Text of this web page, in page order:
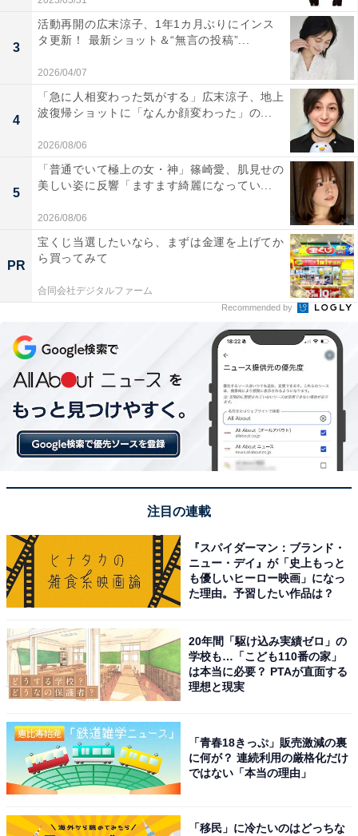
3
活動再開の広末涼子、1年1カ月ぶりにインス
タ更新！ 最新ショット＆“無言の投稿”...
2026/04/07
4
「急に人相変わった気がする」広末涼子、地上
波復帰ショットに「なんか顔変わった」の...
2026/08/06
5
「普通でいて極上の女・神」篠崎愛、肌見せの
美しい姿に反響「ますます綺麗になってい...
2026/08/06
PR
宝くじ当選したいなら、まずは金運を上げてか
ら買ってみて
合同会社デジタルファーム
Recommended by
注目の連載
『スパイダーマン：ブランド・
ニュー・デイ』が「史上もっと
も優しいヒーロー映画」になっ
た理由。予習したい作品は？
20年間「駆け込み実績ゼロ」の
学校も…「こども110番の家」
は本当に必要？ PTAが直面する
理想と現実
「青春18きっぷ」販売激減の裏
に何が？ 連続利用の厳格化だけ
ではない「本当の理由」
「移民」に冷たいのはどっちな